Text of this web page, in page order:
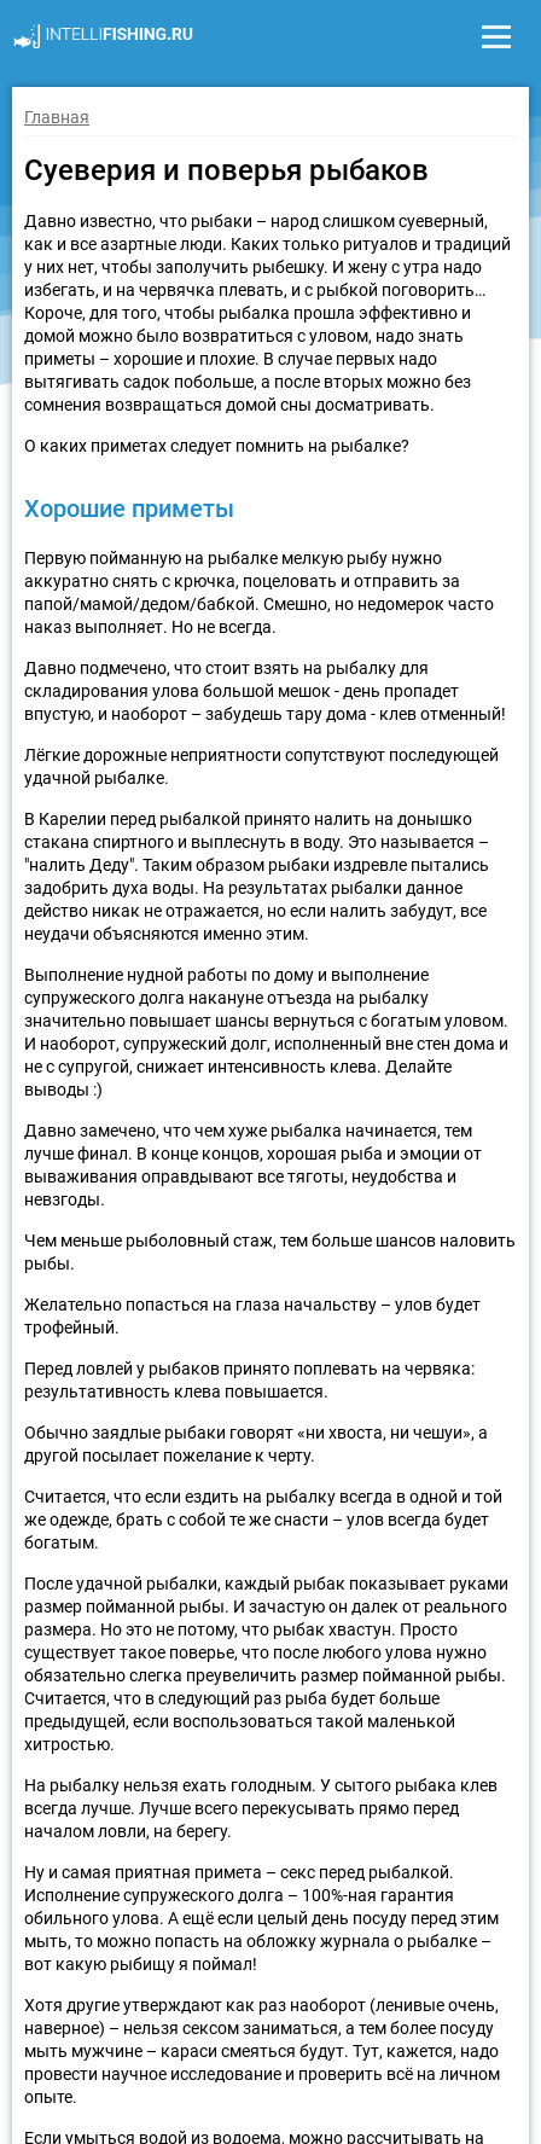
Главная
Суеверия и поверья рыбаков
Давно известно, что рыбаки – народ слишком суеверный,
как и все азартные люди. Каких только ритуалов и традиций
у них нет, чтобы заполучить рыбешку. И жену с утра надо
избегать, и на червячка плевать, и с рыбкой поговорить…
Короче, для того, чтобы рыбалка прошла эффективно и
домой можно было возвратиться с уловом, надо знать
приметы – хорошие и плохие. В случае первых надо
вытягивать садок побольше, а после вторых можно без
сомнения возвращаться домой сны досматривать.
О каких приметах следует помнить на рыбалке?
Хорошие приметы
Первую пойманную на рыбалке мелкую рыбу нужно
аккуратно снять с крючка, поцеловать и отправить за
папой/мамой/дедом/бабкой. Смешно, но недомерок часто
наказ выполняет. Но не всегда.
Давно подмечено, что стоит взять на рыбалку для
складирования улова большой мешок - день пропадет
впустую, и наоборот – забудешь тару дома - клев отменный!
Лёгкие дорожные неприятности сопутствуют последующей
удачной рыбалке.
В Карелии перед рыбалкой принято налить на донышко
стакана спиртного и выплеснуть в воду. Это называется –
"налить Деду". Таким образом рыбаки издревле пытались
задобрить духа воды. На результатах рыбалки данное
действо никак не отражается, но если налить забудут, все
неудачи объясняются именно этим.
Выполнение нудной работы по дому и выполнение
супружеского долга накануне отъезда на рыбалку
значительно повышает шансы вернуться с богатым уловом.
И наоборот, супружеский долг, исполненный вне стен дома и
не с супругой, снижает интенсивность клева. Делайте
выводы :)
Давно замечено, что чем хуже рыбалка начинается, тем
лучше финал. В конце концов, хорошая рыба и эмоции от
вываживания оправдывают все тяготы, неудобства и
невзгоды.
Чем меньше рыболовный стаж, тем больше шансов наловить
рыбы.
Желательно попасться на глаза начальству – улов будет
трофейный.
Перед ловлей у рыбаков принято поплевать на червяка:
результативность клева повышается.
Обычно заядлые рыбаки говорят «ни хвоста, ни чешуи», а
другой посылает пожелание к черту.
Считается, что если ездить на рыбалку всегда в одной и той
же одежде, брать с собой те же снасти – улов всегда будет
богатым.
После удачной рыбалки, каждый рыбак показывает руками
размер пойманной рыбы. И зачастую он далек от реального
размера. Но это не потому, что рыбак хвастун. Просто
существует такое поверье, что после любого улова нужно
обязательно слегка преувеличить размер пойманной рыбы.
Считается, что в следующий раз рыба будет больше
предыдущей, если воспользоваться такой маленькой
хитростью.
На рыбалку нельзя ехать голодным. У сытого рыбака клев
всегда лучше. Лучше всего перекусывать прямо перед
началом ловли, на берегу.
Ну и самая приятная примета – секс перед рыбалкой.
Исполнение супружеского долга – 100%-ная гарантия
обильного улова. А ещё если целый день посуду перед этим
мыть, то можно попасть на обложку журнала о рыбалке –
вот какую рыбищу я поймал!
Хотя другие утверждают как раз наоборот (ленивые очень,
наверное) – нельзя сексом заниматься, а тем более посуду
мыть мужчине – караси смеяться будут. Тут, кажется, надо
провести научное исследование и проверить всё на личном
опыте.
Если умыться водой из водоема, можно рассчитывать на